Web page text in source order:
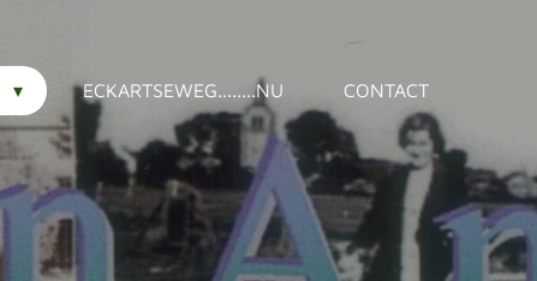
ECKARTSEWEG........NU CONTACT